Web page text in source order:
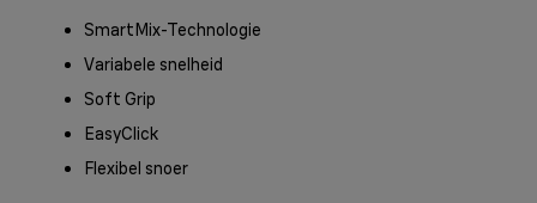
SmartMix-Technologie
Variabele snelheid
Soft Grip
EasyClick
Flexibel snoer